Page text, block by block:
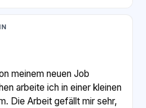
meinem neuen Job
arbeite ich in einer kleinen
Die Arbeit gefällt mir sehr,